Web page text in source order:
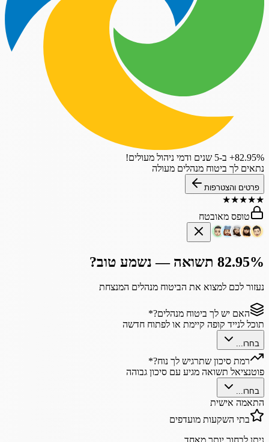
‎+82.95% ב-5 שנים
ודמי ניהול מעולים!
נתאים לך ביטוח מנהלים מעולה
פרטים והצטרפות
★
★
★
★
★
טופס מאובטח
82.95% תשואה — נשמע טוב?
נעזור לכם למצוא את הביטוח מנהלים המנצחת
האם יש לך ביטוח מנהלים?*
תוכל לנייד קופה קיימת או לפתוח חדשה
בחרו...
רמת סיכון שתרגיש לך נוח?*
פוטנציאל תשואה מגיע עם סיכון גבוהה
בחרו...
התאמה אישית
בתי השקעות מועדפים